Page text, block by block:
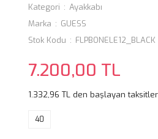
Kategori
Ayakkabı
Marka
GUESS
Stok Kodu
FLPBONELE12_BLACK
7.200,00 TL
1.332,96 TL den başlayan
40